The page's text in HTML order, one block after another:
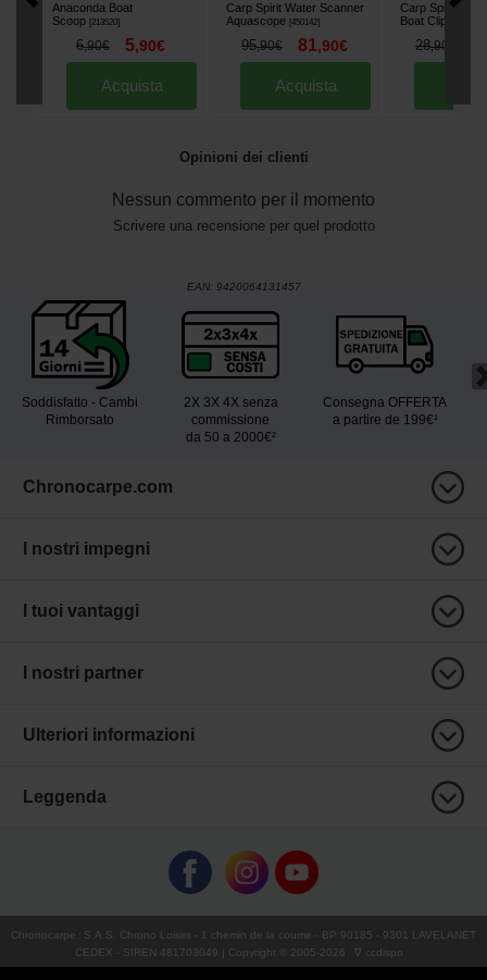
Anaconda Boat
Scoop [213520]
6,90€ 5,90€
Acquista
Carp Spirit Water Scanner
Aquascope [450142]
95,90€ 81,90€
Acquista
Carp Spirit
Boat Clip
28,90
Opinioni dei clienti
Nessun commento per il momento
Scrivere una recensione per quel prodotto
EAN: 9420064131457
Soddisfatto - Cambi
Rimborsato
2X 3X 4X senza
commissione
da 50 a 2000€²
Consegna OFFERTA
a partire de 199€¹
Chronocarpe.com
I nostri impegni
I tuoi vantaggi
I nostri partner
Ulteriori informazioni
Leggenda
Chronocarpe : S.A.S. Chrono Loisirs - 1 chemin de la coume - BP 90185 - 9301 LAVELANET
CEDEX - SIREN 481703049 | Copyright © 2005-2026 ∇ ccdispo